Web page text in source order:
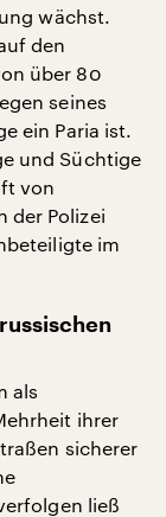
wächst.
den
über 80
seines
ein Paria ist.
und Süchtige
von
der Polizei
im
als
ihrer
sicherer
ließ